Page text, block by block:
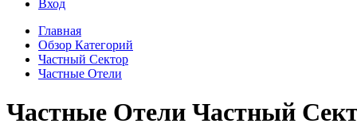
Вход
Главная
Обзор Категорий
Частный Сектор
Частные Отели
Частные Отели Частный